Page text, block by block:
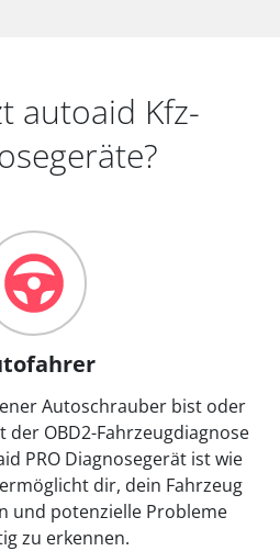
autoaid Kfz-
Autoschrauber bist oder
der OBD2-Fahrzeugdiagnose
PRO Diagnosegerät ist wie
dir, dein Fahrzeug
und potenzielle Probleme
zu erkennen.